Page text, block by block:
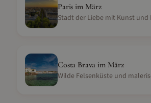
Paris im März
Stadt der Liebe mit Kunst
Costa Brava im März